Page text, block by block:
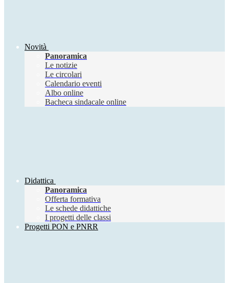
Novità
Panoramica
Le notizie
Le circolari
Calendario eventi
Albo online
Bacheca sindacale online
Didattica
Panoramica
Offerta formativa
Le schede didattiche
I progetti delle classi
Progetti PON e PNRR